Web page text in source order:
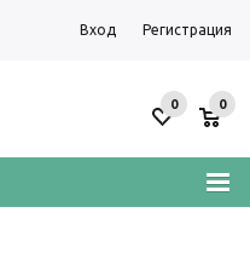
Вход Регистрация
0 0